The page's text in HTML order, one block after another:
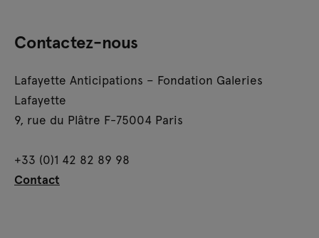
Contactez-nous
Lafayette Anticipations – Fondation Galeries
Lafayette
9, rue du Plâtre F-75004 Paris
+33 (0)1 42 82 89 98
Contact